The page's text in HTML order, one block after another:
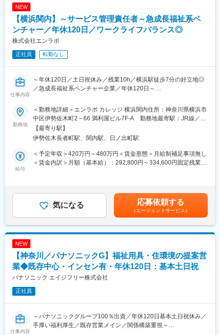
う高い専門性を持っているため、福祉や建築、会計など多角的な
視点で事業品質が高められております！
【１日の流れ】
8:45 出勤
9:30 利用者の作業開始
12:00 昼休み
12:45 利用者の就職予定先企業へ同行し、見学や体験の段取り等
15:00 利用者との個別面談
はじめは先輩同席のもと、目標管理や利用者からの
ご相談に対応します。
16:00 作業内容や訪問の記録の入力、個別支援計画の作成
残業はほとんどなく、多くの職員が定時で退勤しています。
の業務を1つずつ着実に覚えていけます。研修等も万全のため、福
祉業界未経験の方でも安心して就業できさらなるスキルアップや
■研修制度：
修、施設運営に必要な資格取得のための研修、施設経営や施設運
営を学ぶマネジメント研修等、階層別に多様なメニューがありま
す。
・土日祝休み
・残業月6H程度
変更の範囲：会社の定める業務
NEW
【横浜関内】～サービス管理責任者～急成長福祉系ベ
ンチャー／年休120日／ワークライフバランス◎
株式会社エンラボ
正社員 転勤なし
仕事内容
～年休120日／土日祝休み／残業10h／横浜駅徒歩7分の好立地◎
／急成長福祉系ベンチャー企業／年休120日～
自立訓練事業を運営／「誰もが自信を持てる社会を作る」の理念
のもと、人が成長する仕組みや環境を社会作りを目指していま
す。
■業務概要：発達凸凹で困っている方に対し"自分探し"と"人付き合
い"のサポートを行っています。
■業務詳細：
株式会社エンラボは「誰もが自信を持てる社会をつくる」を理念
サービス管理責任者として、
・利用者支援全体のマネジメント
・個別支援計画の作成／更新
■利用者の方／1日の流れ（9時30分：開所～16時：閉所までの流
勤務地
＜勤務地詳細＞エンラボ カレッジ 横浜関内住所：神奈川県横浜市
中区伊勢佐木町2－66 満利屋ビル7F-A 勤務地最寄駅：JR線／関
内駅受動喫煙対策：屋内全面禁煙変更の範囲：会社の定める事業
所
【最寄り駅】
伊勢佐木長者町駅、関内駅、日ノ出町駅
給与
＜予定年収＞420万円～480万円＜賃金形態＞月給制補足事項無し
＜賃金内訳＞月額（基本給）：292,800円～334,600円固定残業手
＞■昇給：有 会社の定める基準に準拠した賃金改定により降給・
据え置きを含む賃金はあくまでも目安の金額であり、選考を通じ
て上下する可能性があります。月給(月額)は固定手当を含めた表記
です。
気になる 応募依頼する
（エージェントサービス）
NEW
【神奈川／パナソニックG】福祉用具・住環境の提案営
業◆既存中心・インセン有・年休120日：基本土日祝
パナソニック エイジフリー株式会社
正社員
仕事内容
～パナソニックグループ100％出資／年休120日基本土日祝休み／
手厚い福利厚生／既存営業メイン／関係構築重視～